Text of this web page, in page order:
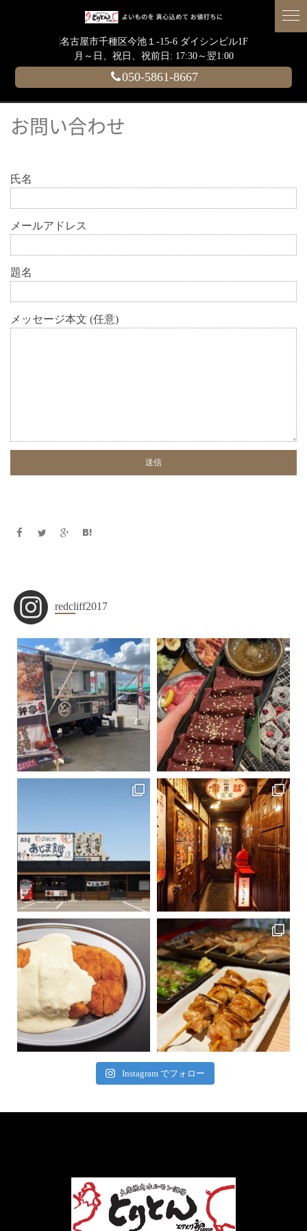
名古屋市千種区今池１-15-6 ダイシンビル1F
月～日、祝日、祝前日: 17:30～翌1:00
050-5861-8667
お問い合わせ
氏名
メールアドレス
題名
メッセージ本文 (任意)
redcliff2017
Instagram でフォロー